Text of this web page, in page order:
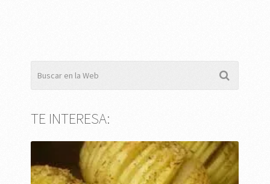
TE INTERESA: